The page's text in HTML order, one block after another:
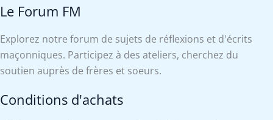
Le Forum FM
Explorez notre forum de sujets de réflexions et d'écrits
maçonniques. Participez à des ateliers, cherchez du
soutien auprès de frères et soeurs.
Conditions d'achats